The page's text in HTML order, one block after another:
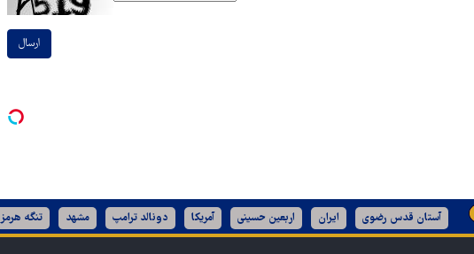
ارسال
آستان قدس رضوی ایران اربعین حسینی آمریکا دونالد ترامپ مشهد تنگه هرمز